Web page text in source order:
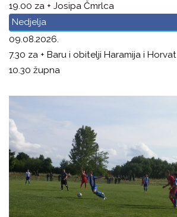
19.00 za + Josipa Čmrlca
Nedjelja
09.08.2026.
7.30 za + Baru i obitelji Haramija i Horvat
10.30 župna